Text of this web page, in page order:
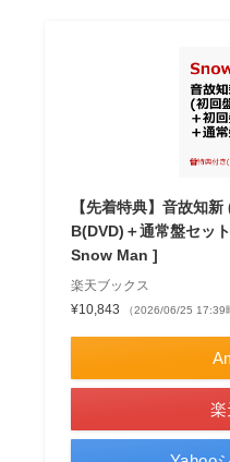
【先着特典】音故知
B(DVD)＋通常盤セッ
Snow Man ]
楽天ブックス
¥10,843
（2026/06/25 17:39